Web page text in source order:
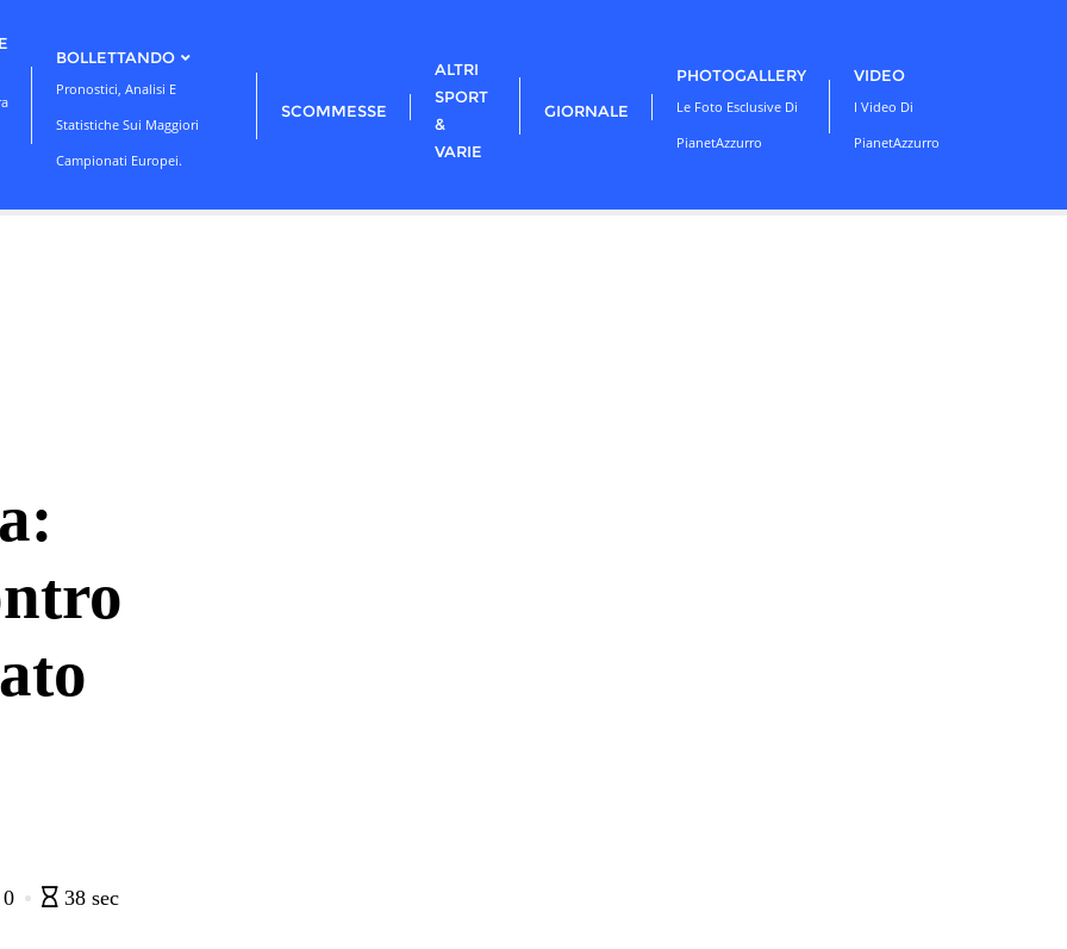
BOLLETTANDO
Pronostici, Analisi E
Statistiche Sui Maggiori
Campionati Europei.
SCOMMESSE
ALTRI
SPORT
&
VARIE
GIORNALE
PHOTOGALLERY
Le Foto Esclusive Di
PianetAzzurro
VIDEO
I Video Di
PianetAzzurro
0
38 sec